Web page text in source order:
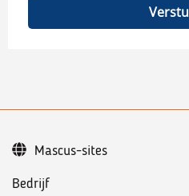
Bedrijf
Mascus-sites